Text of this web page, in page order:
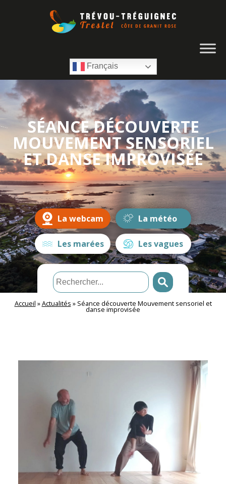
Français
SÉANCE DÉCOUVERTE
MOUVEMENT SENSORIEL
ET DANSE IMPROVISÉE
La webcam La météo
Les marées Les vagues
Accueil »Actualités » Séance découverte Mouvement sensoriel et
danse improvisée